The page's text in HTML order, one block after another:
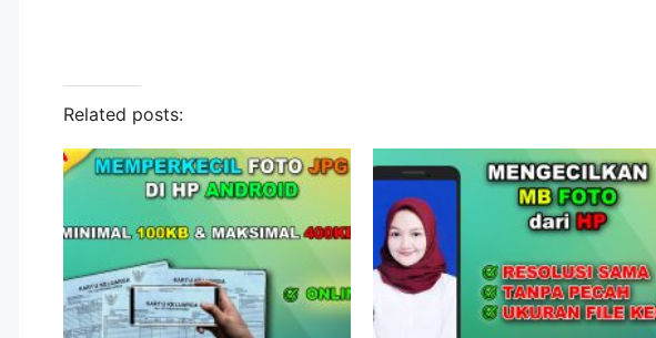
Related posts: